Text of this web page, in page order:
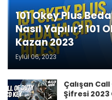
101 Okey Plus
Nasıl Yapılır? 101
Kazan 2023
Eylül 06, 2023
Çalışan
Şifresi 2023